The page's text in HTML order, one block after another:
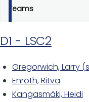
Primary
Teams
D1 - LSC2
Gregorwich, Larry
Enroth, Ritva
Kangasmäki, Heidi